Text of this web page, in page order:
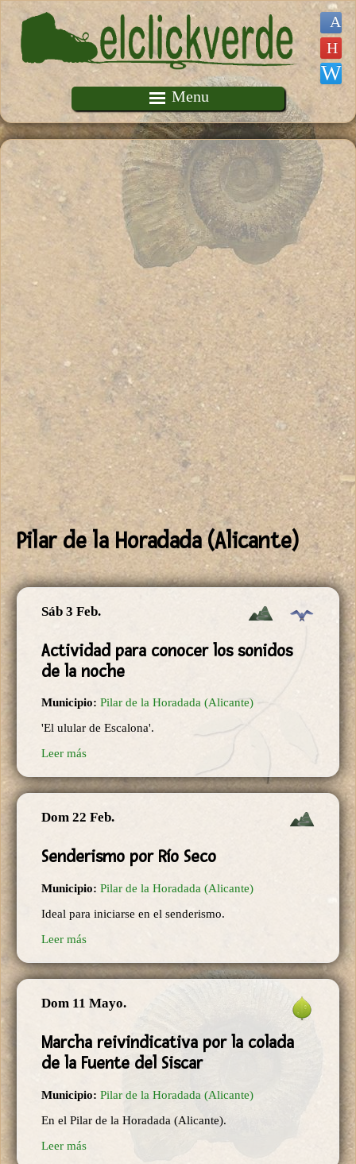
Pasar al contenido principal
Menu
Pilar de la Horadada (Alicante)
Sáb 3 Feb.
Actividad para conocer los sonidos
de la noche
Municipio: Pilar de la Horadada (Alicante)
'El ulular de Escalona'.
Leer más
Dom 22 Feb.
Senderismo por Río Seco
Municipio: Pilar de la Horadada (Alicante)
Ideal para iniciarse en el senderismo.
Leer más
Dom 11 Mayo.
Marcha reivindicativa por la colada
de la Fuente del Siscar
Municipio: Pilar de la Horadada (Alicante)
En el Pilar de la Horadada (Alicante).
Leer más